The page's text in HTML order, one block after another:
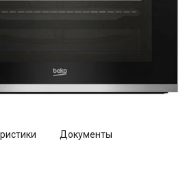
Документы